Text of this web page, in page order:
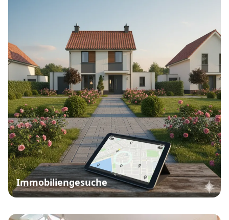
Immobiliengesuche